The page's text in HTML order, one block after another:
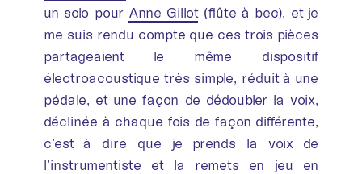
un solo pour Anne Gillot(flûte à bec), et je
me suis rendu compte que ces trois pièces
partageaient le même dispositif
électroacoustique très simple, réduit à une
pédale, et une façon de dédoubler la voix,
déclinée à chaque fois de façon différente,
c’est à dire que je prends la voix de
l’instrumentiste et la remets en jeu en